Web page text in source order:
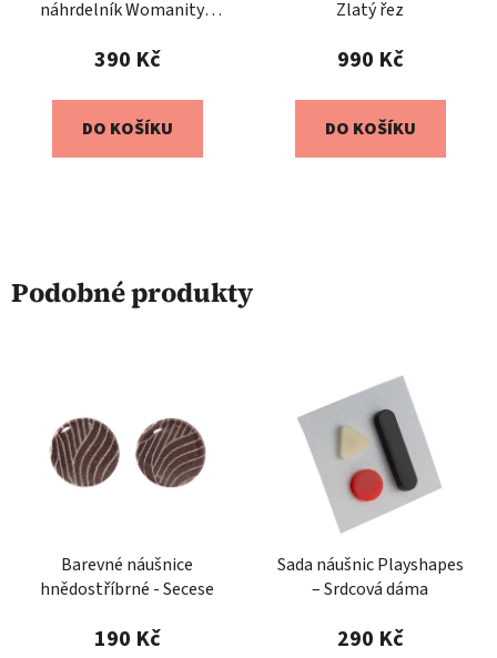
náhrdelník Womanity -
390 Kč
DO KOŠÍKU
Zlatý řez
990 Kč
DO KOŠÍKU
Podobné produkty
Barevné náušnice
hnědostříbrné - Secese
190 Kč
Sada náušnic Playshapes
– Srdcová dáma
290 Kč